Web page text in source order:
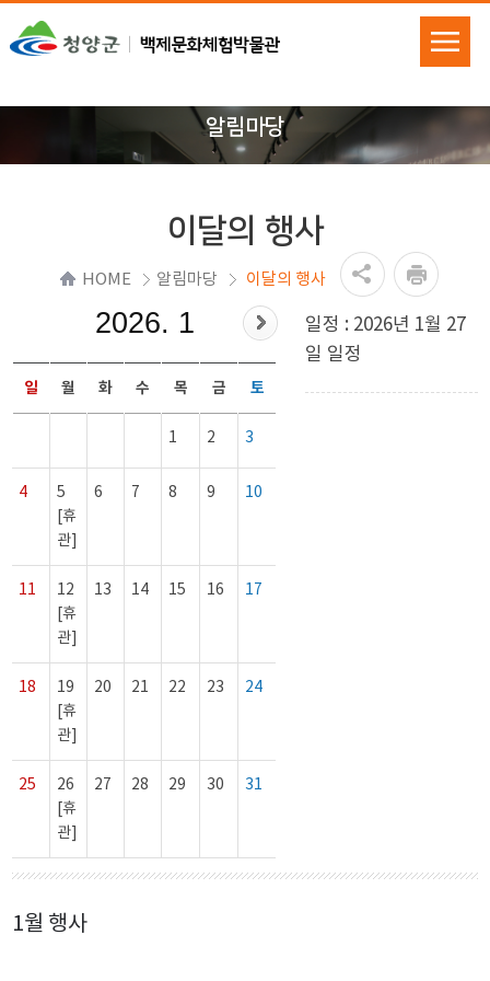
알림마당
이달의 행사
HOME 알림마당 이달의 행사
2026. 1
일 월 화 수 목 금 토
1 2 3
4
5
[휴
관]
6 7 8 9 10
11
12
[휴
관]
13 14 15 16 17
18
19
[휴
관]
20 21 22 23 24
25
26
[휴
관]
27 28 29 30 31
일정 : 2026년 1월 27
일 일정
1월 행사